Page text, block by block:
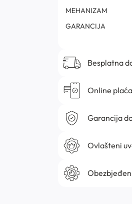
MEHANIZAM
GARANCIJA
Besplatna
Online
Garancija
Ovlašteni